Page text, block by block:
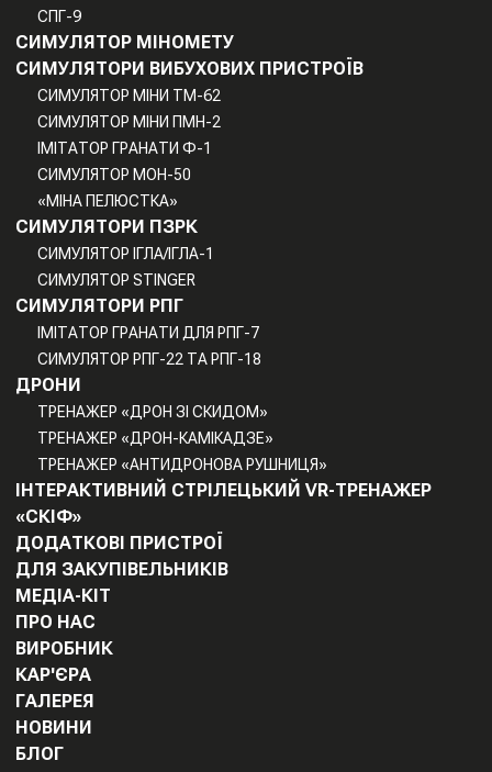
СПГ-9
СИМУЛЯТОР МІНОМЕТУ
СИМУЛЯТОРИ ВИБУХОВИХ ПРИСТРОЇВ
СИМУЛЯТОР МІНИ TM-62
СИМУЛЯТОР МІНИ ПМН-2
ІМІТАТОР ГРАНАТИ Ф-1
СИМУЛЯТОР МОН-50
«МІНА ПЕЛЮСТКА»
СИМУЛЯТОРИ ПЗРК
СИМУЛЯТОР ІГЛА/ІГЛА-1
СИМУЛЯТОР STINGER
СИМУЛЯТОРИ РПГ
ІМІТАТОР ГРАНАТИ ДЛЯ РПГ-7
СИМУЛЯТОР РПГ-22 ТА РПГ-18
ДРОНИ
ТРЕНАЖЕР «ДРОН ЗІ СКИДОМ»
ТРЕНАЖЕР «ДРОН-КАМІКАДЗЕ»
ТРЕНАЖЕР «АНТИДРОНОВА РУШНИЦЯ»
ІНТЕРАКТИВНИЙ СТРІЛЕЦЬКИЙ VR-ТРЕНАЖЕР
«СКІФ»
ДОДАТКОВІ ПРИСТРОЇ
ДЛЯ ЗАКУПІВЕЛЬНИКІВ
МЕДІА-КІТ
ПРО НАС
ВИРОБНИК
КАР'ЄРА
ГАЛЕРЕЯ
НОВИНИ
БЛОГ